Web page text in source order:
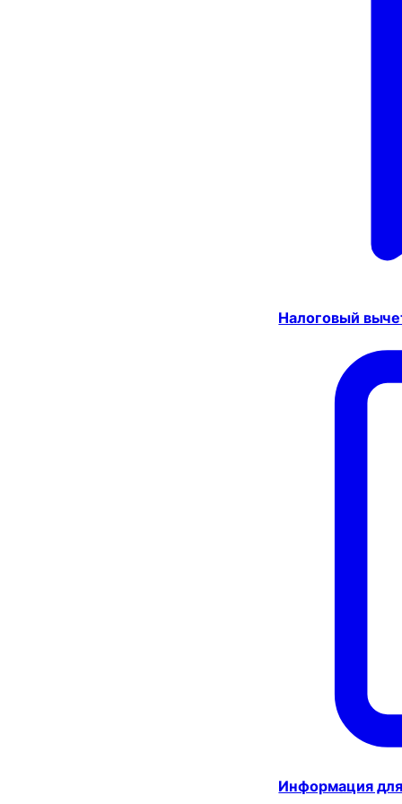
Налоговый
Информация